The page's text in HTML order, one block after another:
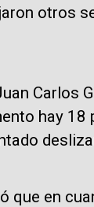
otros
Carlos
hay
que en